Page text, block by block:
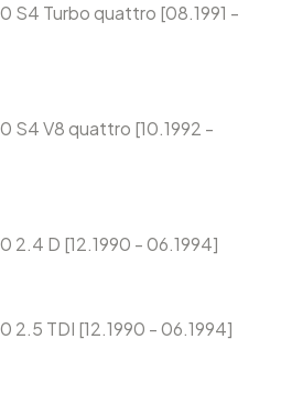
S4 Turbo quattro [08.1991 -
S4 V8 quattro [10.1992 -
2.4 D [12.1990 - 06.1994]
2.5 TDI [12.1990 - 06.1994]